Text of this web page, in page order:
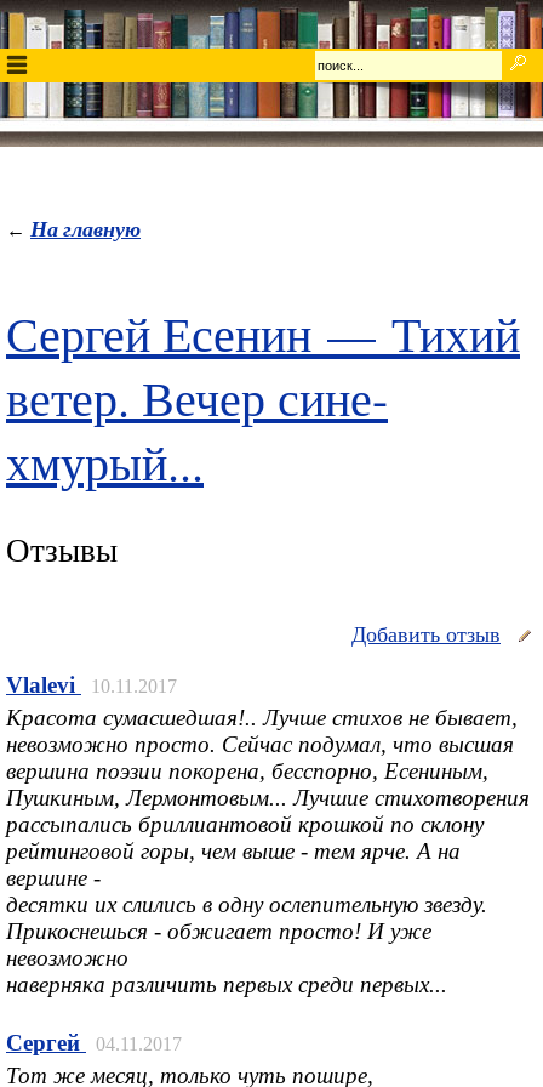
← На главную
Сергей Есенин — Тихий
ветер. Вечер сине-
хмурый...
Отзывы
Добавить отзыв
Vlalevi 10.11.2017
Красота сумасшедшая!.. Лучше стихов не бывает,
невозможно просто. Сейчас подумал, что высшая
вершина поэзии покорена, бесспорно, Есениным,
Пушкиным, Лермонтовым... Лучшие стихотворения
рассыпались бриллиантовой крошкой по склону
рейтинговой горы, чем выше - тем ярче. А на
вершине -
десятки их слились в одну ослепительную звезду.
Прикоснешься - обжигает просто! И уже
невозможно
наверняка различить первых среди первых...
Сергей 04.11.2017
Тот же месяц, только чуть пошире,